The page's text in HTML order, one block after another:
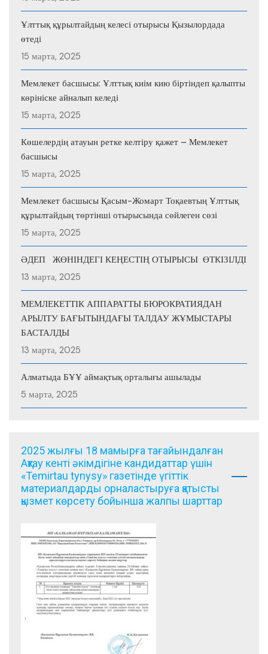
Ұлттық құрылтайдың келесі отырысы Қызылордада
өтеді
15 марта, 2025
Мемлекет басшысы: Ұлттық киім кию біртіндеп қалыпты
көрініске айналып келеді
15 марта, 2025
Көшелердің атауын ретке келтіру қажет – Мемлекет
басшысы
15 марта, 2025
Мемлекет басшысы Қасым-Жомарт Тоқаевтың Ұлттық
құрылтайдың төртінші отырысында сөйлеген сөзі
15 марта, 2025
ӘДЕП ЖӨНІНДЕГІ КЕҢЕСТІҢ ОТЫРЫСЫ ӨТКІЗІЛДІ
13 марта, 2025
МЕМЛЕКЕТТІК АППАРАТТЫ БЮРОКРАТИЯДАН
АРЫЛТУ БАҒЫТЫНДАҒЫ ТАЛДАУ ЖҰМЫСТАРЫ
БАСТАЛДЫ
13 марта, 2025
Алматыда БҰҰ аймақтық орталығы ашылады
5 марта, 2025
2025 жылғы 18 мамырға тағайындалған
Ақтау кенті әкімдігіне кандидаттар үшін
«Temirtau tynysy» газетінде үгіттік
материалдарды орналастыруға қатысты
қызмет көрсету бойынша жалпы шарттар